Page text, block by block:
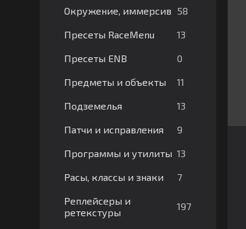
Окружение, иммерсив 58
Пресеты RaceMenu 13
Пресеты ENB 0
Предметы и объекты 11
Подземелья 13
Патчи и исправления 9
Программы и утилиты 13
Расы, классы и знаки 7
Реплейсеры и
ретекстуры
197